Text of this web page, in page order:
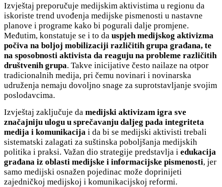
Izvještaj preporučuje medijskim aktivistima u regionu da
iskoriste trend uvođenja medijske pismenosti u nastavne
planove i programe kako bi pogurali dalje promjene.
Međutim, konstatuje se i to da uspjeh medijskog aktivizma
počiva na boljoj mobilizaciji različitih grupa građana, te
na sposobnosti aktivista da reaguju na probleme različitih
društvenih grupa. Takve inicijative često nailaze na otpor
tradicionalnih medija, pri čemu novinari i novinarska
udruženja nemaju dovoljno snage za suprotstavljanje svojim
poslodavcima.
Izvještaj zaključuje da medijski aktivizam igra sve
značajniju ulogu u sprečavanju daljeg pada integriteta
medija i komunikacija i da bi se medijski aktivisti trebali
sistematski zalagati za suštinska poboljšanja medijskih
politika i praksi. Važan dio strategije predstavlja i edukacija
građana iz oblasti medijske i informacijske pismenosti, jer
samo medijski osnažen pojedinac može doprinijeti
zajedničkoj medijskoj i komunikacijskoj reformi.